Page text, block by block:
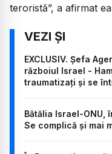
teroristă”, a afirmat
EXCLUSIV. Șefa
războiul Israel -
traumatizați și se
Bătălia Israel-ONU,
Se complică și mai